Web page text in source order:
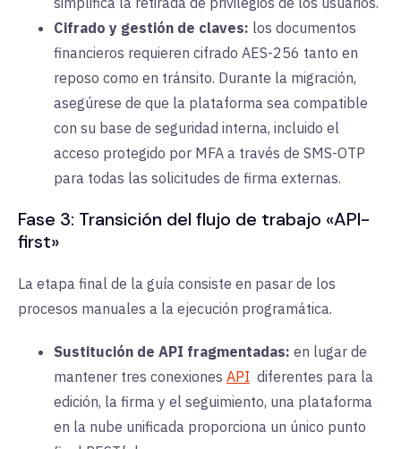
Cifrado y gestión de claves: los documentos
financieros requieren cifrado AES-256 tanto en
reposo como en tránsito. Durante la migración,
asegúrese de que la plataforma sea compatible
con su base de seguridad interna, incluido el
acceso protegido por MFA a través de SMS-OTP
para todas las solicitudes de firma externas.
Fase 3: Transición del flujo de trabajo «API-
first»
La etapa final de la guía consiste en pasar de los
procesos manuales a la ejecución programática.
Sustitución de API fragmentadas: en lugar de
mantener tres conexiones API diferentes para la
edición, la firma y el seguimiento, una plataforma
en la nube unificada proporciona un único punto